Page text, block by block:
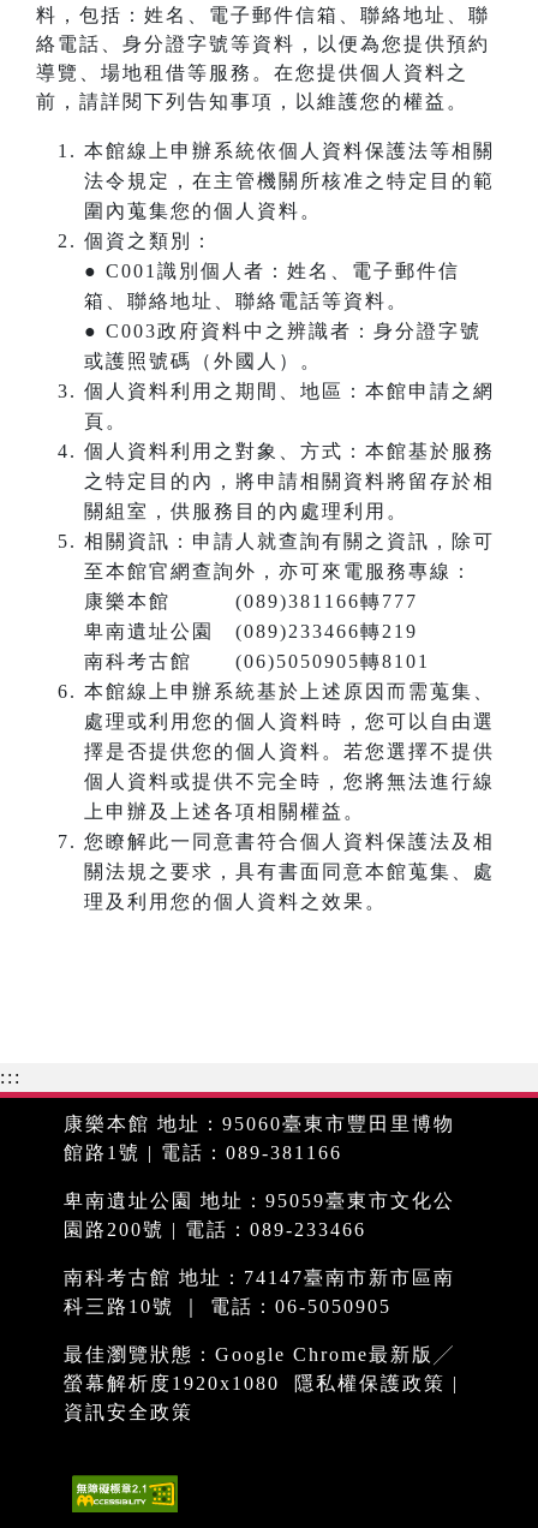
料，包括：姓名、電子郵件信箱、聯絡地址、聯
絡電話、身分證字號等資料，以便為您提供預約
導覽、場地租借等服務。在您提供個人資料之
前，請詳閱下列告知事項，以維護您的權益。
本館線上申辦系統依個人資料保護法等相關
法令規定，在主管機關所核准之特定目的範
圍內蒐集您的個人資料。
個資之類別：
● C001識別個人者：姓名、電子郵件信
箱、聯絡地址、聯絡電話等資料。
● C003政府資料中之辨識者：身分證字號
或護照號碼（外國人）。
個人資料利用之期間、地區：本館申請之網
頁。
個人資料利用之對象、方式：本館基於服務
之特定目的內，將申請相關資料將留存於相
關組室，供服務目的內處理利用。
相關資訊：申請人就查詢有關之資訊，除可
至本館官網查詢外，亦可來電服務專線：
康樂本館 (089)381166轉777
卑南遺址公園 (089)233466轉219
南科考古館 (06)5050905轉8101
本館線上申辦系統基於上述原因而需蒐集、
處理或利用您的個人資料時，您可以自由選
擇是否提供您的個人資料。若您選擇不提供
個人資料或提供不完全時，您將無法進行線
上申辦及上述各項相關權益。
您瞭解此一同意書符合個人資料保護法及相
關法規之要求，具有書面同意本館蒐集、處
理及利用您的個人資料之效果。
:::
康樂本館 地址：95060臺東市豐田里博物
館路1號 | 電話：089-381166
卑南遺址公園 地址：95059臺東市文化公
園路200號 | 電話：089-233466
南科考古館 地址：74147臺南市新市區南
科三路10號 ｜ 電話：06-5050905
最佳瀏覽狀態：Google Chrome最新版╱
螢幕解析度1920x1080
隱私權保護政策 |
資訊安全政策